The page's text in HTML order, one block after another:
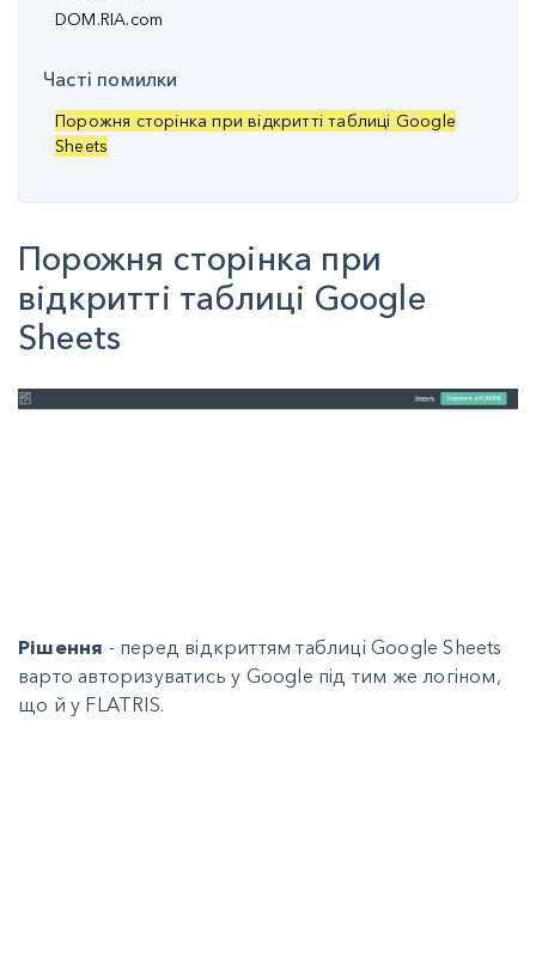
DOM.RIA.com
Часті помилки
Порожня сторінка при відкритті таблиці Google
Sheets
Порожня сторінка при
відкритті таблиці Google
Sheets
Рішення - перед відкриттям таблиці Google Sheets
варто авторизуватись у Google під тим же логіном,
що й у FLATRIS.